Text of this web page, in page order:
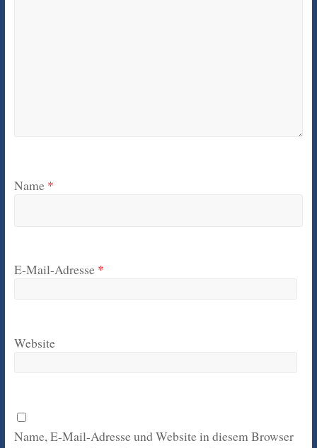
Name *
E-Mail-Adresse *
Website
Name, E-Mail-Adresse und Website in diesem Browser